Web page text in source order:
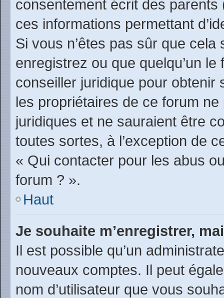
consentement écrit des parents
ces informations permettant
Si vous n’êtes pas sûr que
enregistrez ou que quelqu’un
conseiller juridique pour obtenir
les propriétaires de ce forum
juridiques et ne sauraient être
toutes sortes, à l’exception de
« Qui contacter pour les abus
forum ? ».
Haut
Je souhaite m’enregistrer,
Il est possible qu’un
nouveaux comptes. Il peut
nom d’utilisateur que vous